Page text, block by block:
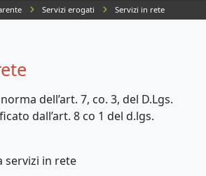
Servizi erogati Servizi in rete
dell’art. 7, co. 3, del D.Lgs.
dall’art. 8 co 1 del d.lgs.
servizi in rete